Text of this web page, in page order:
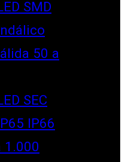
SMD
50 a
SEC
IP66
1.000